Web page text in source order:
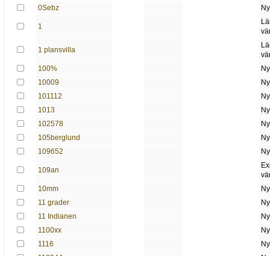
0Sebz
1
1 plansvilla
100%
10009
101112
1013
102578
105berglund
109652
109an
10mm
11 grader
11 Indianen
1100xx
1116